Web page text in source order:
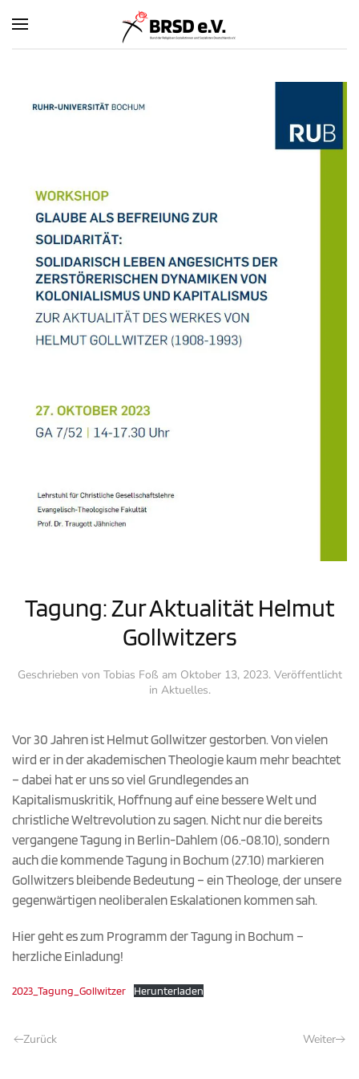
Zum Hauptinhalt springen
Tagung: Zur Aktualität Helmut
Gollwitzers
Geschrieben von Tobias Foß am Oktober 13, 2023. Veröffentlicht
in Aktuelles.
Vor 30 Jahren ist Helmut Gollwitzer gestorben. Von vielen
wird er in der akademischen Theologie kaum mehr beachtet
– dabei hat er uns so viel Grundlegendes an
Kapitalismuskritik, Hoffnung auf eine bessere Welt und
christliche Weltrevolution zu sagen. Nicht nur die bereits
vergangene Tagung in Berlin-Dahlem (06.-08.10), sondern
auch die kommende Tagung in Bochum (27.10) markieren
Gollwitzers bleibende Bedeutung – ein Theologe, der unsere
gegenwärtigen neoliberalen Eskalationen kommen sah.
Hier geht es zum Programm der Tagung in Bochum –
herzliche Einladung!
2023_Tagung_Gollwitzer Herunterladen
Zurück Weiter